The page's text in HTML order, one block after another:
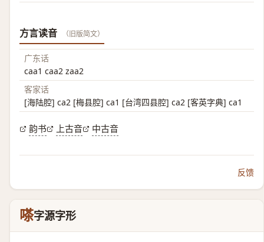
方言读音 （旧版简文）
广东话
caa1 caa2 zaa2
客家话
[海陆腔] ca2 [梅县腔] ca1 [台湾四县腔] ca2 [客英字典] ca1
韵书 上古音 中古音
反馈
嗏字源字形